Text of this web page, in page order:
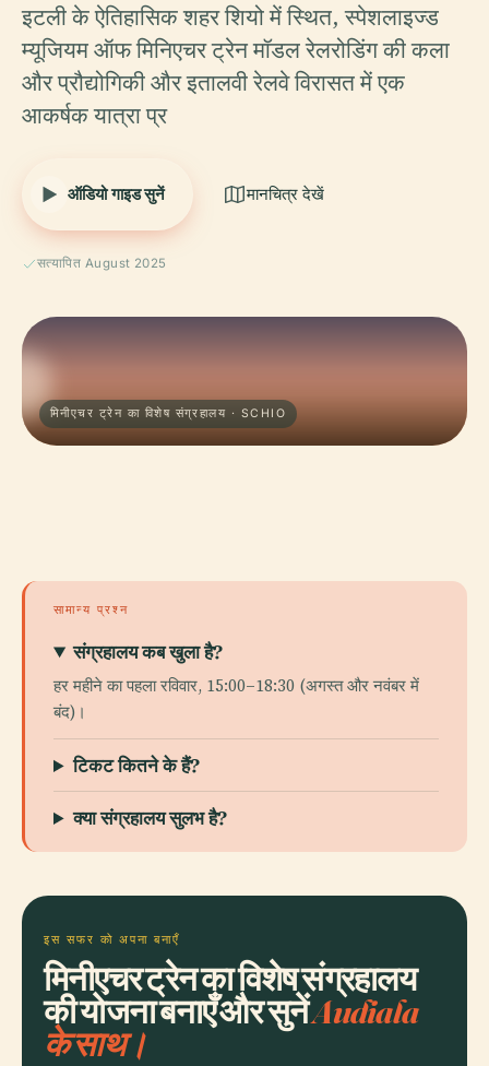
इटली के ऐतिहासिक शहर शियो में स्थित, स्पेशलाइज्ड
म्यूजियम ऑफ मिनिएचर ट्रेन मॉडल रेलरोडिंग की कला
और प्रौद्योगिकी और इतालवी रेलवे विरासत में एक
आकर्षक यात्रा प्र
ऑडियो गाइड सुनें मानचित्र देखें
सत्यापित August 2025
मिनीएचर ट्रेन का विशेष संग्रहालय · SCHIO
सामान्य प्रश्न
संग्रहालय कब खुला है?
हर महीने का पहला रविवार, 15:00–18:30 (अगस्त और नवंबर में
बंद)।
टिकट कितने के हैं?
क्या संग्रहालय सुलभ है?
इस सफर को अपना बनाएँ
मिनीएचर ट्रेन का विशेष संग्रहालय
की योजना बनाएँ और सुनेंAudiala
के साथ।